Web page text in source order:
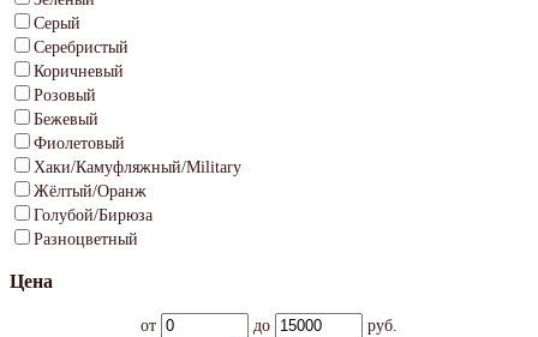
Серый
Серебристый
Коричневый
Розовый
Бежевый
Фиолетовый
Хаки/Камуфляжный/Military
Жёлтый/Оранж
Голубой/Бирюза
Разноцветный
Цена
от до
руб.